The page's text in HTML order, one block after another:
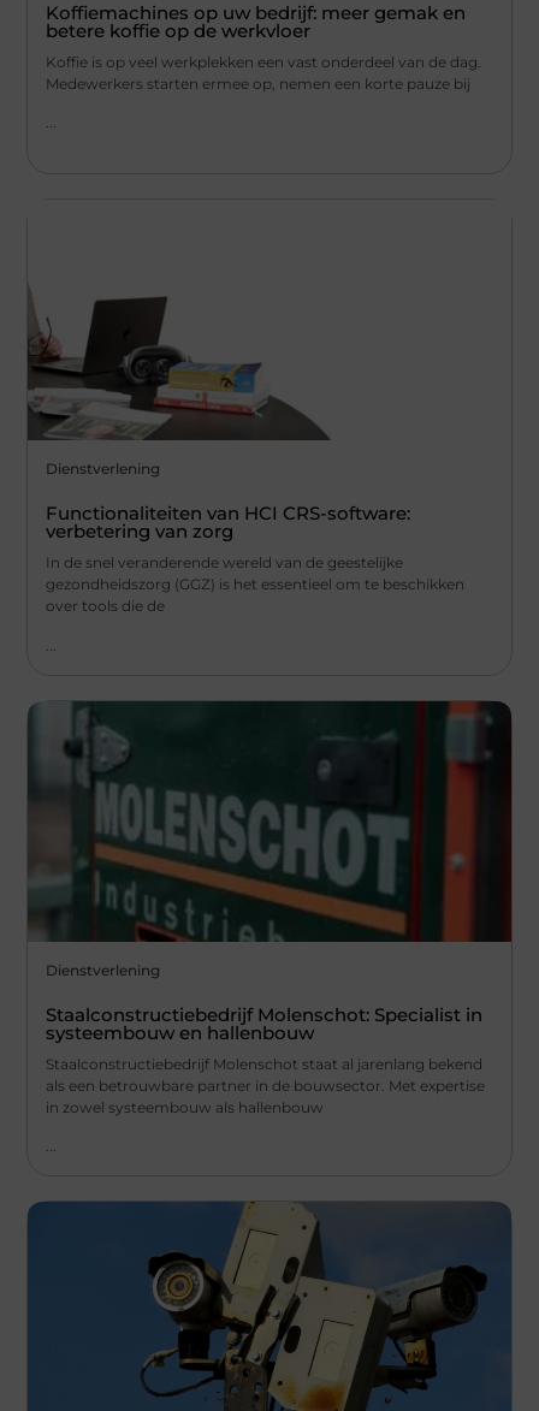
Koffiemachines op uw bedrijf: meer gemak en
betere koffie op de werkvloer
Koffie is op veel werkplekken een vast onderdeel van de dag.
Medewerkers starten ermee op, nemen een korte pauze bij
...
Dienstverlening
Functionaliteiten van HCI CRS-software:
verbetering van zorg
In de snel veranderende wereld van de geestelijke
gezondheidszorg (GGZ) is het essentieel om te beschikken
over tools die de
Dienstverlening
Staalconstructiebedrijf Molenschot: Specialist in
systeembouw en hallenbouw
Staalconstructiebedrijf Molenschot staat al jarenlang bekend
als een betrouwbare partner in de bouwsector. Met expertise
in zowel systeembouw als hallenbouw
...